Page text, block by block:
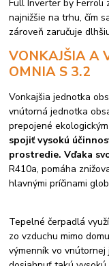
Full Inverter by Ferroli
najnižšie na trhu, čím
zároveň zaručuje
VONKAJŠIA A
OMNIA S 3.2
Vonkajšia jednotka
vnútorná jednotka
prepojené
spojiť vysokú
prostredie. Vďaka
R410a, pomáha
hlavnými príčinami
Tepelné čerpadlá
zo vzduchu mimo
výmenník vo